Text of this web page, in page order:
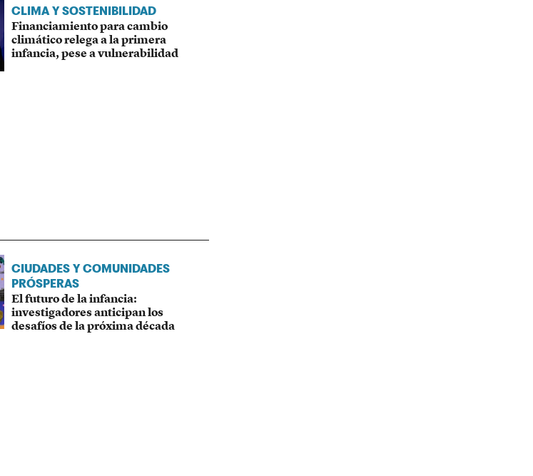
CLIMA Y SOSTENIBILIDAD
Financiamiento para cambio
climático relega a la primera
infancia, pese a vulnerabilidad
CIUDADES Y COMUNIDADES
PRÓSPERAS
El futuro de la infancia:
investigadores anticipan los
desafíos de la próxima década